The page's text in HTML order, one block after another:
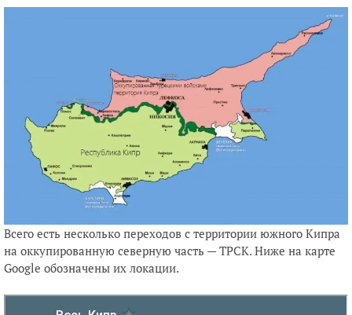
Всего есть несколько переходов с территории южного Кипра
на оккупированную северную часть — ТРСК. Ниже на карте
Google обозначены их локации.